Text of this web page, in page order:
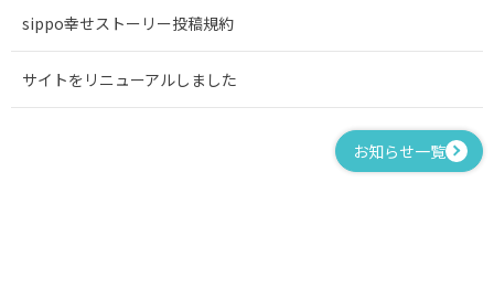
sippo幸せストーリー投稿規約
サイトをリニューアルしました
お知らせ一覧